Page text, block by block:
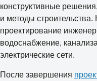
конструктивные
и методы
проектирование
водоснабжение,
электрические сети.
После завершения